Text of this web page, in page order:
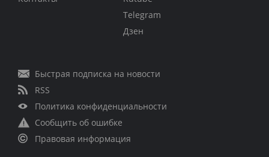
Telegram
Дзен
Быстрая подписка на новости
RSS
Политика конфиденциальности
Сообщить об ошибке
Правовая информация